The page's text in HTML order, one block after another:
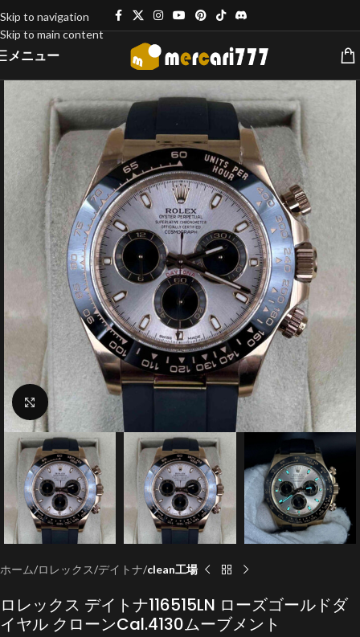
Skip to navigation
Skip to main content
メニュー
クリックで拡大
ホーム ロレックス デイトナ clean工場
ロレックス デイトナ116515LN ローズゴールドダ
イヤル クローンCal.4130ムーブメント